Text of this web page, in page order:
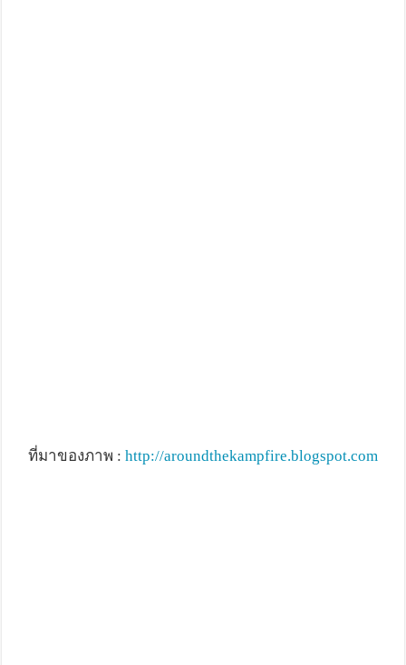
ที่มาของภาพ : http://aroundthekampfire.blogspot.com